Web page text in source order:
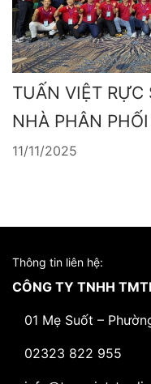
TUẤN VIỆT RỰC
NHÀ PHÂN
11/11/2025
Thông tin liên hệ:
CÔNG TY TNHH
01 Mẹ Suốt –
02323 822 955